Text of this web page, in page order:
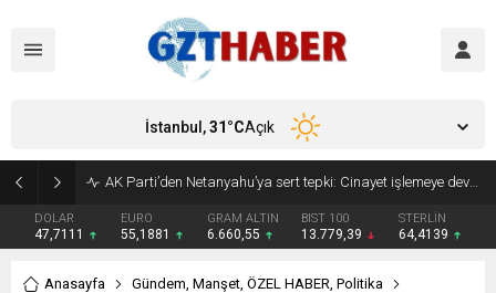
AK Parti’den Netanyahu’ya sert tepki: Cinayet işlemeye devam ediyor
DOLAR
47,7111
EURO
55,1881
GRAM ALTIN
6.660,55
BIST 100
13.779,39
STERLİN
64,4139
İstanbul,31°CAçık
Anasayfa Gündem, Manşet, ÖZEL HABER, Politika